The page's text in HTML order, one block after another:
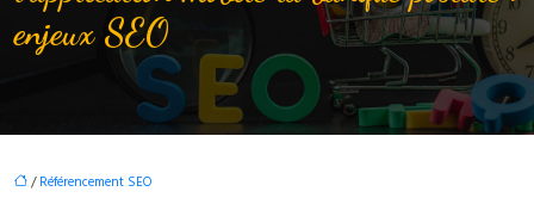
enjeux SEO
/Référencement SEO